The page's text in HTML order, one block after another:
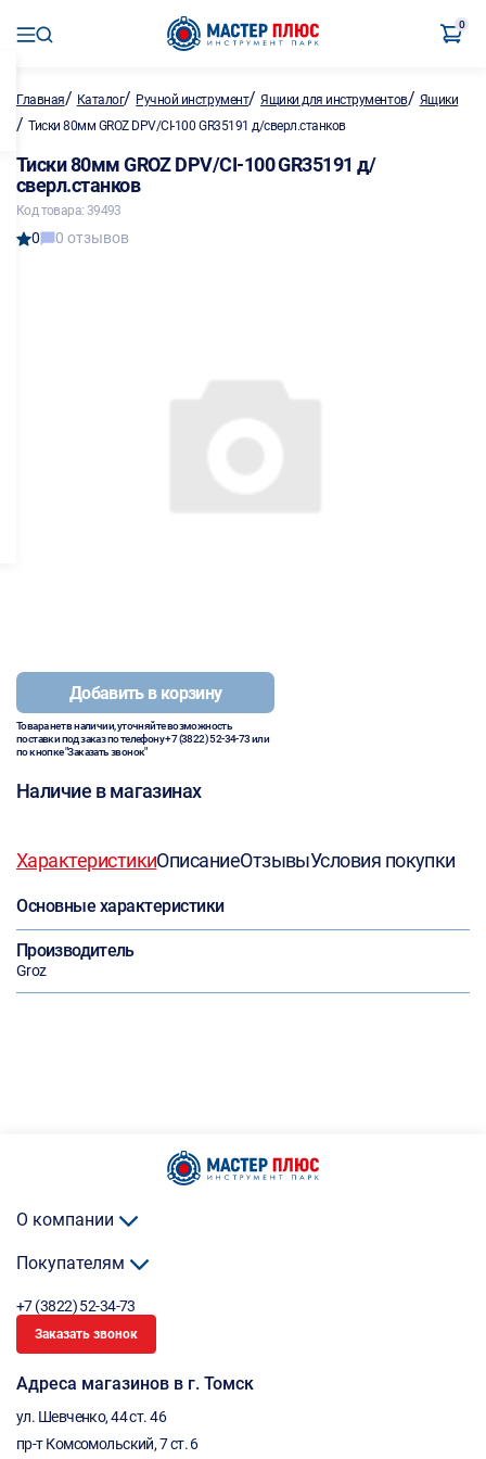
0
Главная/ Каталог/ Ручной инструмент/Ящики для инструментов/ Ящики
/ Тиски 80мм GROZ DPV/CI-100 GR35191 д/сверл.станков
Тиски 80мм GROZ DPV/CI-100 GR35191 д/
сверл.станков
Код товара: 39493
0 0 отзывов
Добавить в корзину
Товара нет в наличии, уточняйте возможность
поставки под заказ по телефону+7 (3822) 52-34-73или
по кнопке "Заказать звонок"
Наличие в магазинах
ХарактеристикиОписаниеОтзывыУсловия покупки
Основные характеристики
Производитель
Groz
О компании
Покупателям
+7 (3822) 52-34-73
Заказать звонок
Адреса магазинов в г. Томск
ул. Шевченко, 44 ст. 46
пр-т Комсомольский, 7 ст. 6